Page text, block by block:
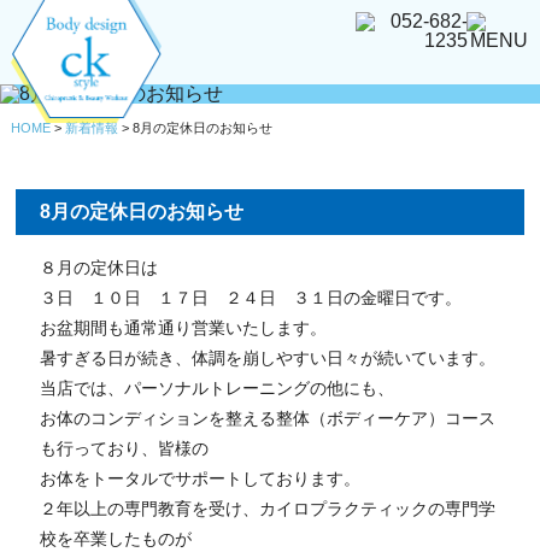
HOME>新着情報> 8月の定休日のお知らせ
8月の定休日のお知らせ
８月の定休日は
３日 １０日 １７日 ２４日 ３１日の金曜日です。
お盆期間も通常通り営業いたします。
暑すぎる日が続き、体調を崩しやすい日々が続いています。
当店では、パーソナルトレーニングの他にも、
お体のコンディションを整える整体（ボディーケア）コース
も行っており、皆様の
お体をトータルでサポートしております。
２年以上の専門教育を受け、カイロプラクティックの専門学
校を卒業したものが